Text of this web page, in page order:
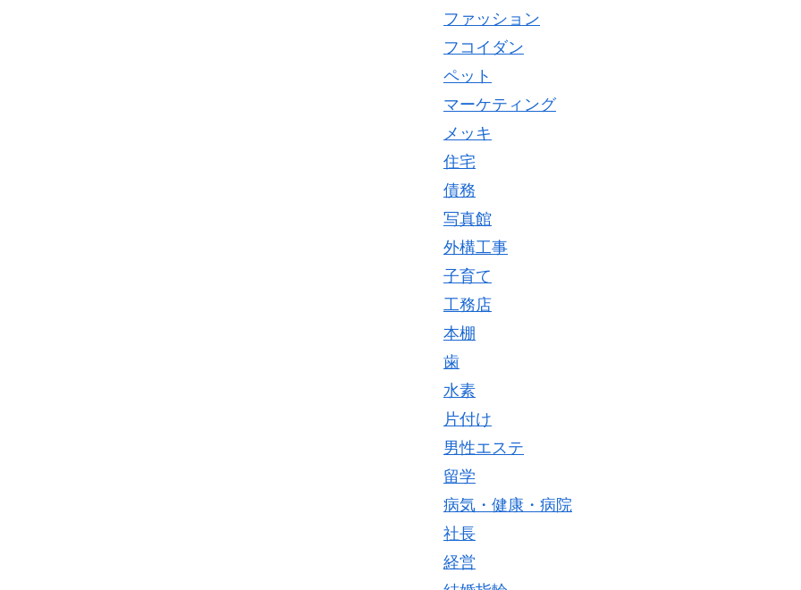
ファッション
フコイダン
ペット
マーケティング
メッキ
住宅
債務
写真館
外構工事
子育て
工務店
本棚
歯
水素
片付け
男性エステ
留学
病気・健康・病院
社長
経営